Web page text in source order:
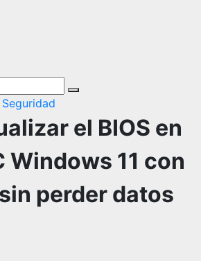
Seguridad
el BIOS en
Windows 11 con
perder datos